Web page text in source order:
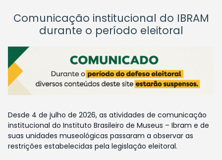
Comunicação institucional do IBRAM
durante o período eleitoral
Desde 4 de julho de 2026, as atividades de comunicação
institucional do Instituto Brasileiro de Museus – Ibram e de
suas unidades museológicas passaram a observar as
restrições estabelecidas pela legislação eleitoral.